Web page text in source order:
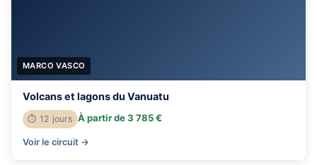
MARCO VASCO
Volcans et lagons du Vanuatu
⏱ 12 jours À partir de 3 785 €
Voir le circuit →